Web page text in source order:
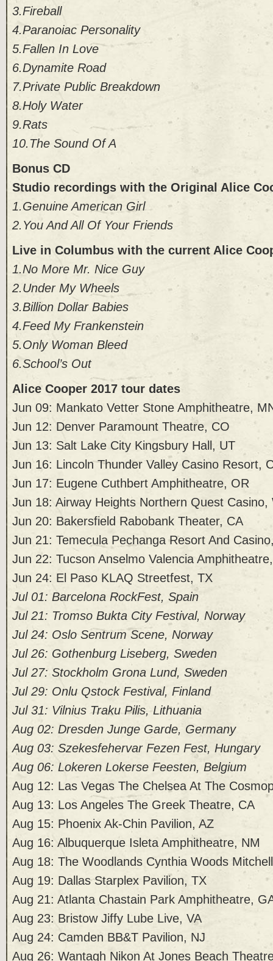
3.Fireball
4.Paranoiac Personality
5.Fallen In Love
6.Dynamite Road
7.Private Public Breakdown
8.Holy Water
9.Rats
10.The Sound Of A
Bonus CD
Studio recordings with the Original Alice
1.Genuine American Girl
2.You And All Of Your Friends
Live in Columbus with the current Alice
1.No More Mr. Nice Guy
2.Under My Wheels
3.Billion Dollar Babies
4.Feed My Frankenstein
5.Only Woman Bleed
6.School’s Out
Alice Cooper 2017 tour dates
Jun 09: Mankato Vetter Stone Amphitheatre,
Jun 12: Denver Paramount Theatre, CO
Jun 13: Salt Lake City Kingsbury Hall, UT
Jun 16: Lincoln Thunder Valley Casino Resort,
Jun 17: Eugene Cuthbert Amphitheatre, OR
Jun 18: Airway Heights Northern Quest Casino,
Jun 20: Bakersfield Rabobank Theater, CA
Jun 21: Temecula Pechanga Resort And
Jun 22: Tucson Anselmo Valencia
Jun 24: El Paso KLAQ Streetfest, TX
Jul 01: Barcelona RockFest, Spain
Jul 21: Tromso Bukta City Festival, Norway
Jul 24: Oslo Sentrum Scene, Norway
Jul 26: Gothenburg Liseberg, Sweden
Jul 27: Stockholm Grona Lund, Sweden
Jul 29: Onlu Qstock Festival, Finland
Jul 31: Vilnius Traku Pilis, Lithuania
Aug 02: Dresden Junge Garde, Germany
Aug 03: Szekesfehervar Fezen Fest, Hungary
Aug 06: Lokeren Lokerse Feesten, Belgium
Aug 12: Las Vegas The Chelsea At The
Aug 13: Los Angeles The Greek Theatre, CA
Aug 15: Phoenix Ak-Chin Pavilion, AZ
Aug 16: Albuquerque Isleta Amphitheatre, NM
Aug 18: The Woodlands Cynthia Woods
Aug 19: Dallas Starplex Pavilion, TX
Aug 21: Atlanta Chastain Park Amphitheatre,
Aug 23: Bristow Jiffy Lube Live, VA
Aug 24: Camden BB&T Pavilion, NJ
Aug 26: Wantagh Nikon At Jones Beach